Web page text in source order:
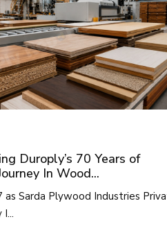
Duroply’s 70 Years of
In Wood...
as Sarda Plywood Industries